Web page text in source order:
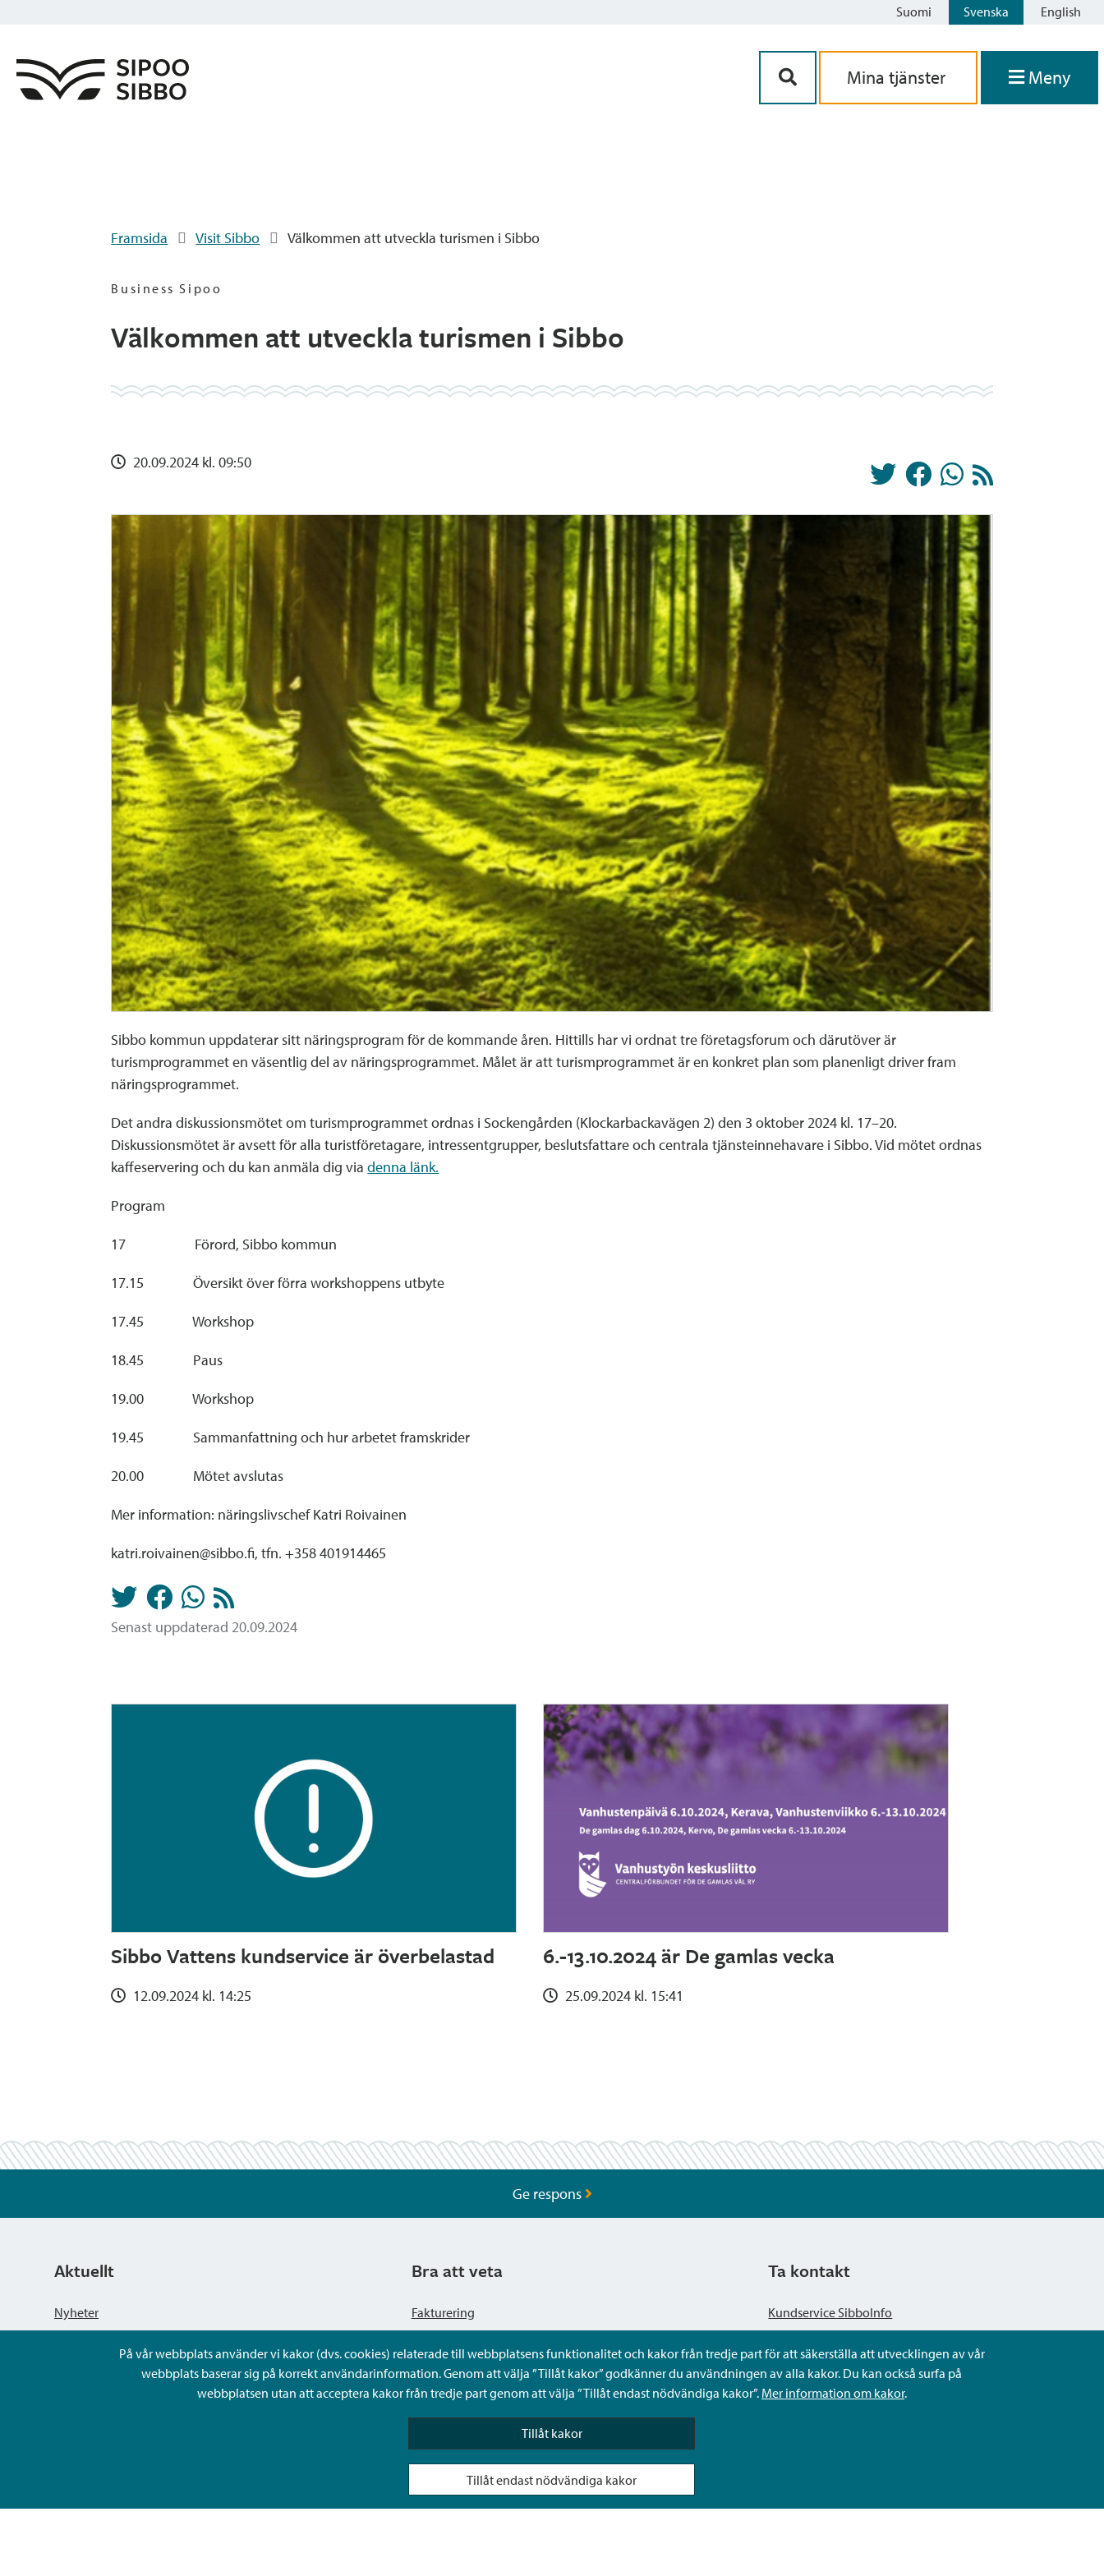
Suomi Svenska English
Mina tjänster Meny
Framsida Visit Sibbo Välkommen att utveckla turismen i Sibbo
Business Sipoo
Välkommen att utveckla turismen i Sibbo
20.09.2024 kl. 09:50
Sibbo kommun uppdaterar sitt näringsprogram för de kommande åren. Hittills har vi ordnat tre företagsforum och därutöver är
turismprogrammet en väsentlig del av näringsprogrammet. Målet är att turismprogrammet är en konkret plan som planenligt driver fram
näringsprogrammet.
Det andra diskussionsmötet om turismprogrammet ordnas i Sockengården (Klockarbackavägen 2) den 3 oktober 2024 kl. 17–20.
Diskussionsmötet är avsett för alla turistföretagare, intressentgrupper, beslutsfattare och centrala tjänsteinnehavare i Sibbo. Vid mötet ordnas
kaffeservering och du kan anmäla dig viadenna länk.
Program
17 Förord, Sibbo kommun
17.15 Översikt över förra workshoppens utbyte
17.45 Workshop
18.45 Paus
19.00 Workshop
19.45 Sammanfattning och hur arbetet framskrider
20.00 Mötet avslutas
Mer information: näringslivschef Katri Roivainen
katri.roivainen@sibbo.fi, tfn. +358 401914465
Senast uppdaterad 20.09.2024
Sibbo Vattens kundservice är överbelastad
12.09.2024 kl. 14:25
6.-13.10.2024 är De gamlas vecka
25.09.2024 kl. 15:41
På vår webbplats använder vi kakor (dvs. cookies) relaterade till webbplatsens funktionalitet och kakor från tredje part för att säkerställa att utvecklingen av vår
webbplats baserar sig på korrekt användarinformation. Genom att välja ”Tillåt kakor” godkänner du användningen av alla kakor. Du kan också surfa på
webbplatsen utan att acceptera kakor från tredje part genom att välja ”Tillåt endast nödvändiga kakor”. Mer information om kakor.
Tillåt kakor
Tillåt endast nödvändiga kakor
Ge respons
Aktuellt
Nyheter
Kungörelser
Bra att veta
Fakturering
Dataskyddsbeskrivning
Tillgänglighetsutlåtande
Sköta ärenden för någon annan i Sibbos Mina tjänster
Ta kontakt
Kundservice SibboInfo
Ge anonym respons
Ställ en fråga eller sköta ditt ärende